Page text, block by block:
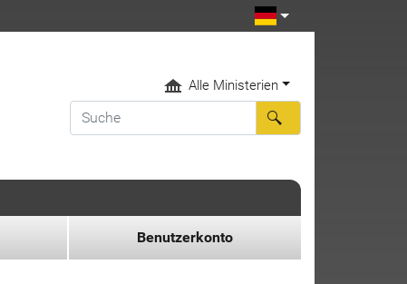
Alle Ministerien
Benutzerkonto